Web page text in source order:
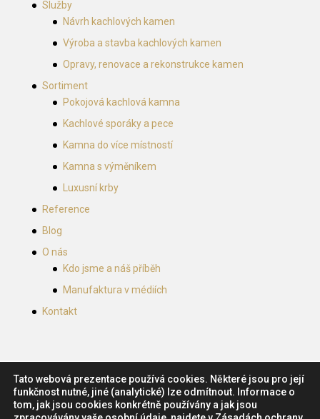
Služby
Návrh kachlových kamen
Výroba a stavba kachlových kamen
Opravy, renovace a rekonstrukce kamen
Sortiment
Pokojová kachlová kamna
Kachlové sporáky a pece
Kamna do více místností
Kamna s výměníkem
Luxusní krby
Reference
Blog
O nás
Kdo jsme a náš příběh
Manufaktura v médiích
Kontakt
Tato webová prezentace používá cookies. Některé jsou pro její
funkčnost nutné, jiné (analytické) lze odmítnout. Informace o
tom, jak jsou cookies konkrétně používány a jak jsou